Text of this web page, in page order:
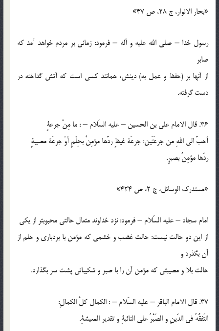
«بحار الانوار، ج 28، ص 47»
رسول خدا – صلي الله عليه و آله – فرمود: زماني بر مردم خواهد آمد كه
صابر
از آنها بر (حفظ و عمل به) دينش، همانند کسي است که آتش گداخته در
دست گرفته.
36. قال الامام علي بن الحسين – عليه السّلام – : ما مِنْ جرعةٍ
أحبَّ الي اللهِ من جرعَتَين: جرعَة غيظٍ ردَّها مؤمِنٌ بحِلْمٍ أوْ جرعَة مصيبةٍ
ردّها مؤمِنٌ بصبرٍ.
«مستدرك الوسائل، ج 2، ص 424»
امام سجاد – عليه السّلام – فرمود: نزد خداوند متعال حالتي محبوبتر از يكي
از اين دو حالت نيست: حالت غضب و خشمي كه مؤمن با بردباري و حلم از
آن بگذرد و
حالت بلا و مصيبتي كه مؤمن آن را با صبر و شكيبائي پشت سر بگذارد.
37. قال الامام الباقر – عليه السّلام – : الكمال كلُّ الكمالِ:
التَفقُّهُ في الدّينِ و الصّبْرُ علي النائبةِ و تقدير المعيشةِ.